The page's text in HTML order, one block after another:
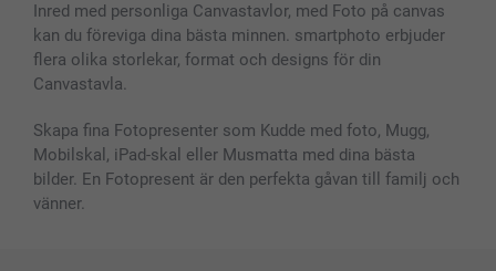
Inred med personliga Canvastavlor, med Foto på canvas
kan du föreviga dina bästa minnen. smartphoto erbjuder
flera olika storlekar, format och designs för din
Canvastavla.
Skapa fina Fotopresenter som Kudde med foto, Mugg,
Mobilskal, iPad-skal eller Musmatta med dina bästa
bilder. En Fotopresent är den perfekta gåvan till familj och
vänner.